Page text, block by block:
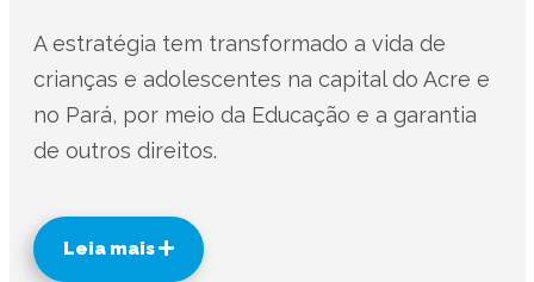
A estratégia tem transformado a vida de
crianças e adolescentes na capital do Acre e
no Pará, por meio da Educação e a garantia
de outros direitos.
Leia mais